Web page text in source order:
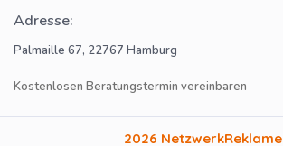
Adresse:
Palmaille 67, 22767 Hamburg
Kostenlosen Beratungstermin vereinbaren
2026 NetzwerkReklame